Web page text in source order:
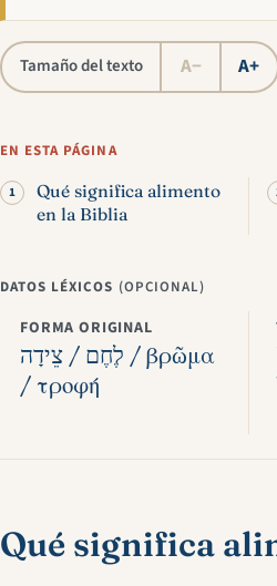
Tamaño del texto A− A+
EN ESTA PÁGINA
Qué significa alimento
en la Biblia
DATOS LÉXICOS (OPCIONAL)
FORMA ORIGINAL
לֶחֶם / צֵידָה / βρῶμα
/ τροφή
Qué significa